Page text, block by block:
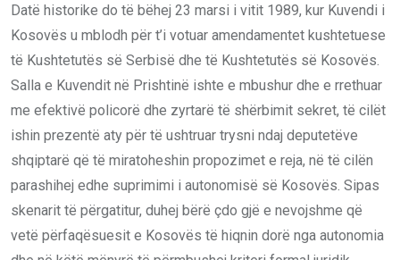
Datë historike do të bëhej 23 marsi i vitit 1989, kur Kuvendi i
Kosovës u mblodh për t’i votuar amendamentet kushtetuese
të Kushtetutës së Serbisë dhe të Kushtetutës së Kosovës.
Salla e Kuvendit në Prishtinë ishte e mbushur dhe e rrethuar
me efektivë policorë dhe zyrtarë të shërbimit sekret, të cilët
ishin prezentë aty për të ushtruar trysni ndaj deputetëve
shqiptarë që të miratoheshin propozimet e reja, në të cilën
parashihej edhe suprimimi i autonomisë së Kosovës. Sipas
skenarit të përgatitur, duhej bërë çdo gjë e nevojshme që
vetë përfaqësuesit e Kosovës të hiqnin dorë nga autonomia